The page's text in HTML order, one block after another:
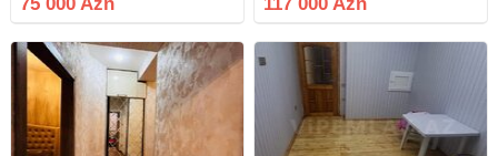
işıq, lifti var.Yaxınlığında dost
təmirli, qismən əşyalı, mənzil
sənədi